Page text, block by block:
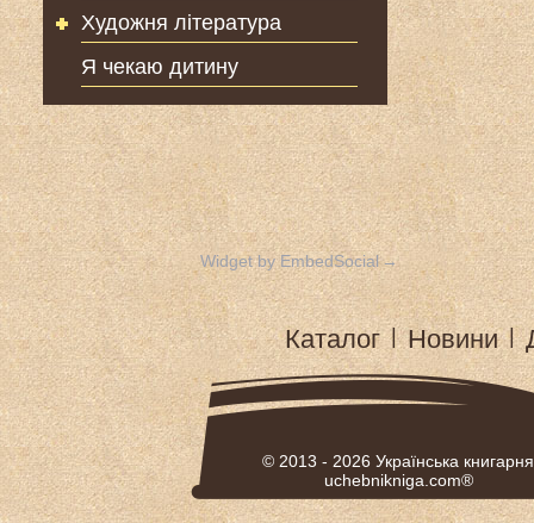
Художня література
Я чекаю дитину
Widget by EmbedSocial→
Каталог | Новини |
© 2013 - 2026 Українська книгарня
uchebnikniga.com®